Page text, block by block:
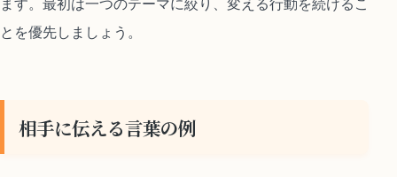
とを優先しましょう。
相手に伝える言葉の例